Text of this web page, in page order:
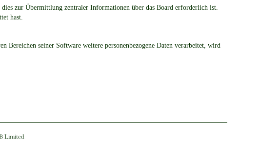
zur Übermittlung zentraler Informationen über das Board erforderlich ist.
hast.
Bereichen seiner Software weitere personenbezogene Daten verarbeitet, wird
Limited